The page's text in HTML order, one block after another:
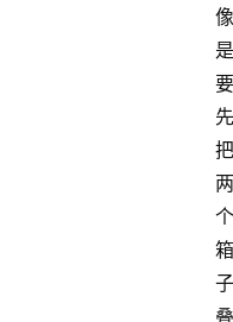
像
是
要
先
把
两
个
箱
子
叠